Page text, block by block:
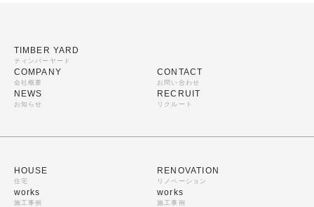
TIMBER YARD
ティンバーヤード
COMPANY
会社概要
NEWS
お知らせ
CONTACT
お問い合わせ
RECRUIT
リクルート
HOUSE
住宅
works
施工事例
RENOVATION
リノベーション
works
施工事例